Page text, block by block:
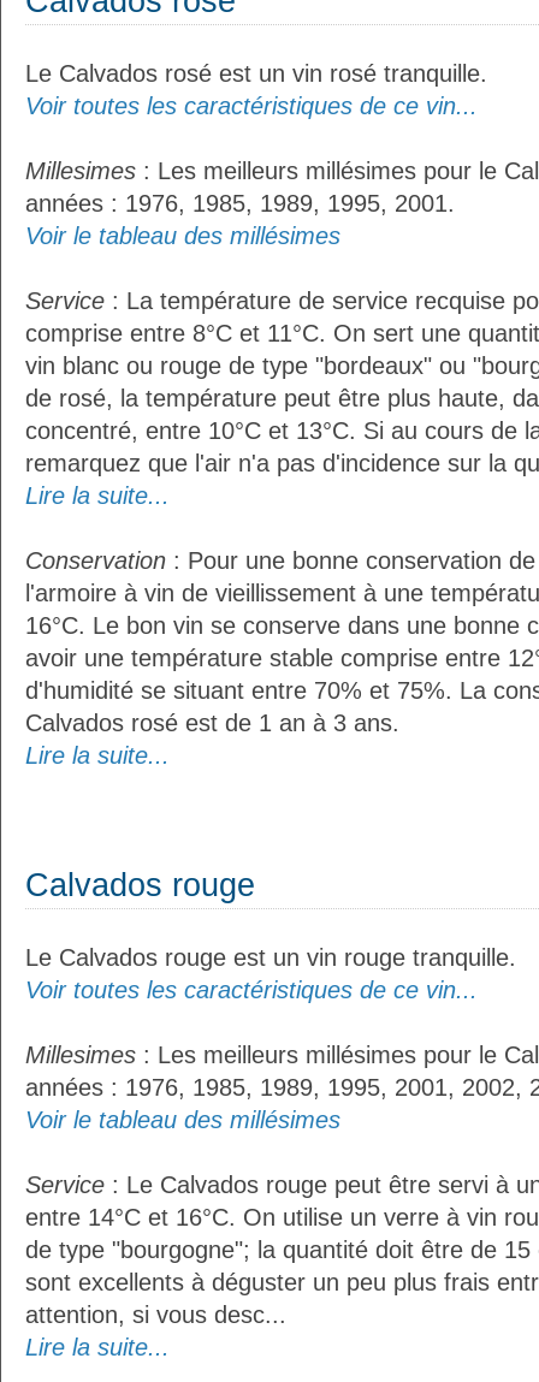
Le Calvados rosé est un vin rosé tranquille.
Voir toutes les caractéristiques de ce vin...
Millesimes : Les meilleurs millésimes pour le
années : 1976, 1985, 1989, 1995, 2001.
Voir le tableau des millésimes
Service : La température de service recquise
comprise entre 8°C et 11°C. On sert une
vin blanc ou rouge de type "bordeaux" ou
de rosé, la température peut être plus haute,
concentré, entre 10°C et 13°C. Si au cours de
remarquez que l'air n'a pas d'incidence sur la
Lire la suite...
Conservation : Pour une bonne conservation
l'armoire à vin de vieillissement à une
16°C. Le bon vin se conserve dans une bonne
avoir une température stable comprise entre
d'humidité se situant entre 70% et 75%. La
Calvados rosé est de 1 an à 3 ans.
Lire la suite...
Calvados rouge
Le Calvados rouge est un vin rouge tranquille.
Voir toutes les caractéristiques de ce vin...
Millesimes : Les meilleurs millésimes pour le
années : 1976, 1985, 1989, 1995, 2001, 2002,
Voir le tableau des millésimes
Service : Le Calvados rouge peut être servi à
entre 14°C et 16°C. On utilise un verre à vin
de type "bourgogne"; la quantité doit être de
sont excellents à déguster un peu plus frais
attention, si vous desc...
Lire la suite...